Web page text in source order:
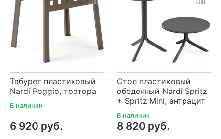
Табурет пластиковый
Nardi Poggio, тортора
В наличии
6 920 руб.
Стол пластиковый
обеденный Nardi Spritz
+ Spritz Mini, антрацит
В наличии
8 820 руб.